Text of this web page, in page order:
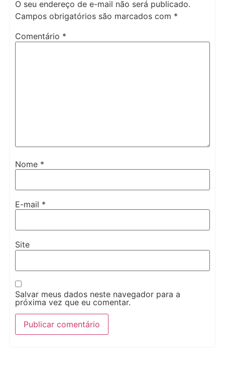
O seu endereço de e-mail não será publicado.
Campos obrigatórios são marcados com *
Comentário *
Nome *
E-mail *
Site
Salvar meus dados neste navegador para a
próxima vez que eu comentar.